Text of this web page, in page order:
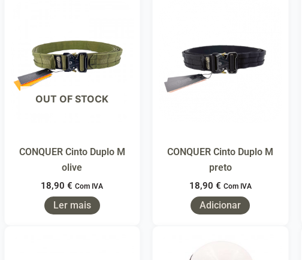
OUT OF STOCK
CONQUER Cinto Duplo M
olive
18,90€ Com IVA
Ler mais
CONQUER Cinto Duplo M
preto
18,90 € Com IVA
Adicionar